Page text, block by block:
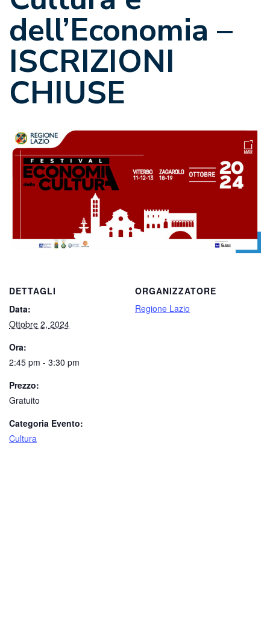
dell’Economia –
ISCRIZIONI
CHIUSE
DETTAGLI
Data:
Ottobre 2, 2024
Ora:
2:45 pm - 3:30 pm
Prezzo:
Gratuito
Categoria Evento:
Cultura
ORGANIZZATORE
Regione Lazio